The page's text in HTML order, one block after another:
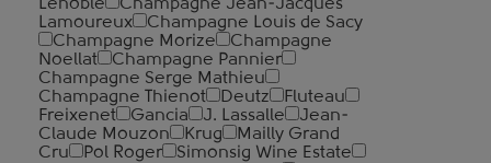
Lenoble
Champagne Jean-Jacques
Lamoureux
Champagne Louis de Sacy
Champagne Morize
Champagne
Noellat
Champagne Pannier
Champagne Serge Mathieu
Champagne Thienot
Deutz
Fluteau
Freixenet
Gancia J. Lassalle
Jean-
Claude Mouzon
Krug
Mailly Grand
Cru
Pol Roger
Simonsig Wine Estate